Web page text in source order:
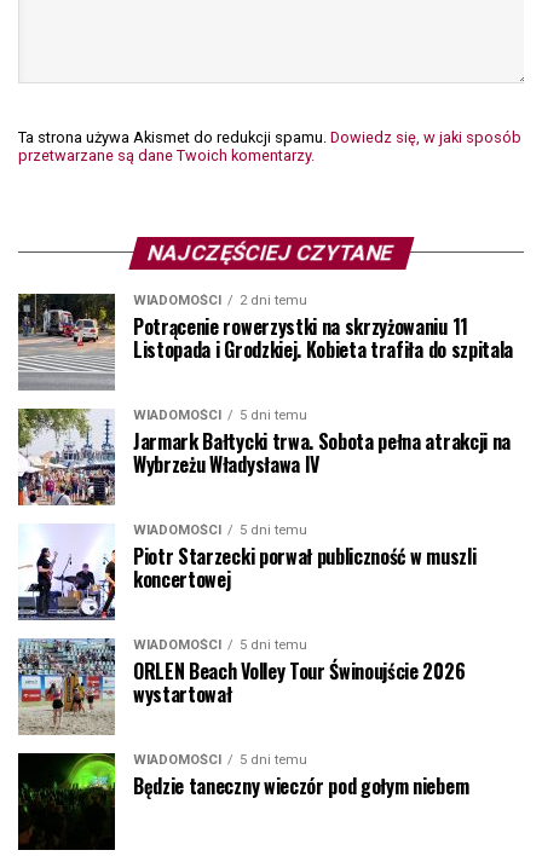
Ta strona używa Akismet do redukcji spamu. Dowiedz się, w jaki sposób
przetwarzane są dane Twoich komentarzy.
NAJCZĘŚCIEJ CZYTANE
WIADOMOŚCI 2 dni temu
Potrącenie rowerzystki na skrzyżowaniu 11
Listopada i Grodzkiej. Kobieta trafiła do szpitala
WIADOMOŚCI 5 dni temu
Jarmark Bałtycki trwa. Sobota pełna atrakcji na
Wybrzeżu Władysława IV
WIADOMOŚCI 5 dni temu
Piotr Starzecki porwał publiczność w muszli
koncertowej
WIADOMOŚCI 5 dni temu
ORLEN Beach Volley Tour Świnoujście 2026
wystartował
WIADOMOŚCI 5 dni temu
Będzie taneczny wieczór pod gołym niebem